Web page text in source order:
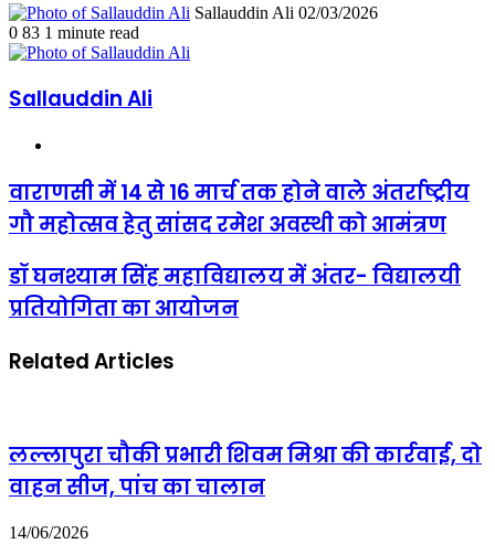
Sallauddin Ali Send
02/03/2026
0 83 1 minute read
Sallauddin Ali
वाराणसी
में
14
16
मार्च
तक
होने
अंतर्राष्ट्रीय
सांसद
रमेश
अवस्थी
को
आमंत्रण
वाराणसी में 14 से 16 मार्च तक होने वाले अंतर्राष्ट्रीय
गौ महोत्सव हेतु सांसद रमेश अवस्थी को आमंत्रण
डॉ
घनश्याम
सिंह
में
अंतर-
आयोजन
डॉ घनश्याम सिंह महाविद्यालय में अंतर- विद्यालयी
प्रतियोगिता का आयोजन
Related Articles
लल्लापुरा चौकी प्रभारी शिवम मिश्रा की कार्रवाई, दो
वाहन सीज, पांच का चालान
14/06/2026